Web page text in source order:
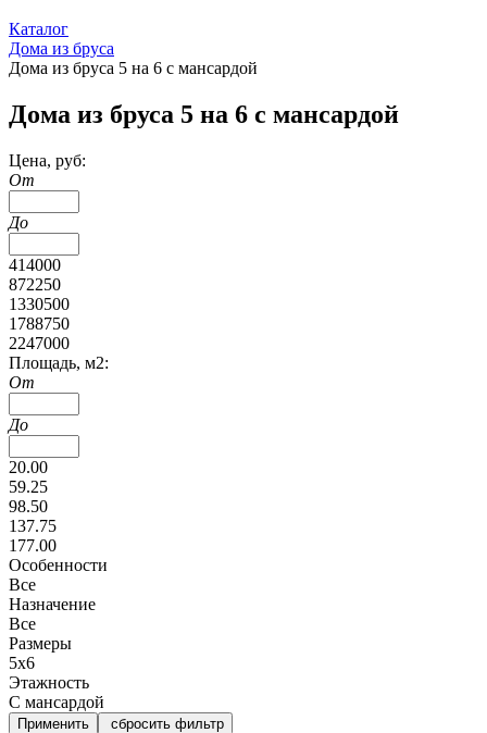
Каталог
Дома из бруса
Дома из бруса 5 на 6 с мансардой
Дома из бруса 5 на 6 с мансардой
Цена, руб:
От
До
414000
872250
1330500
1788750
2247000
Площадь, м2:
От
До
20.00
59.25
98.50
137.75
177.00
Особенности
Все
Назначение
Все
Размеры
5х6
Этажность
С мансардой
сбросить фильтр